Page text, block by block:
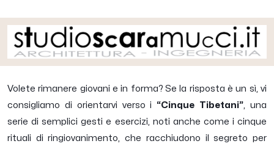
Volete rimanere giovani e in forma? Se la risposta è un sì, vi
consigliamo di orientarvi verso i “Cinque Tibetani”, una
serie di semplici gesti e esercizi, noti anche come i cinque
rituali di ringiovanimento, che racchiudono il segreto per